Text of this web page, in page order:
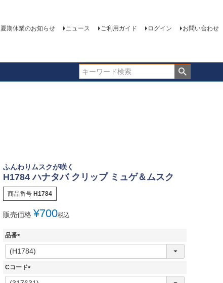
夏期休業のお知らせ ニュース ご利用ガイド ログイン お問い合わせ
ふんわりムスクが咲く
H1784 ハナタバ クリップ ミュゲ＆ムスク
商品番号 H1784
販売価格 ¥700税込
品番
(
必
須
Cコード
(